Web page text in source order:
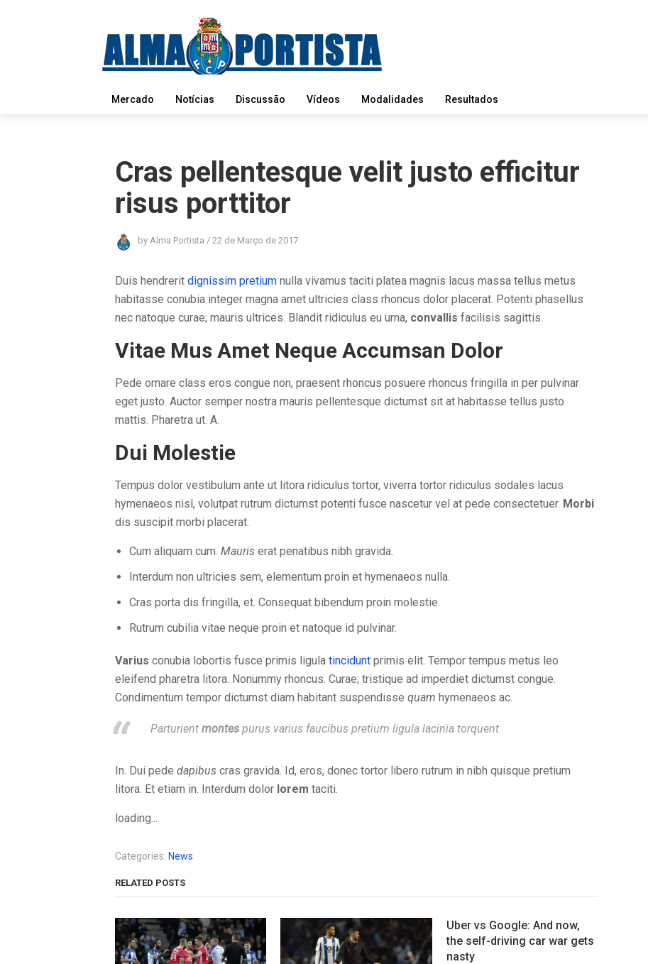
Mercado Notícias Discussão Vídeos Modalidades Resultados
Cras pellentesque velit justo efficitur
risus porttitor
by Alma Portista / 22 de Março de 2017
Duis hendrerit dignissim pretium nulla vivamus taciti platea magnis lacus massa tellus metus
habitasse conubia integer magna amet ultricies class rhoncus dolor placerat. Potenti phasellus
nec natoque curae; mauris ultrices. Blandit ridiculus eu urna, convallis facilisis sagittis.
Vitae Mus Amet Neque Accumsan Dolor
Pede ornare class eros congue non, praesent rhoncus posuere rhoncus fringilla in per pulvinar
eget justo. Auctor semper nostra mauris pellentesque dictumst sit at habitasse tellus justo
mattis. Pharetra ut. A.
Dui Molestie
Tempus dolor vestibulum ante ut litora ridiculus tortor, viverra tortor ridiculus sodales lacus
hymenaeos nisl, volutpat rutrum dictumst potenti fusce nascetur vel at pede consectetuer. Morbi
dis suscipit morbi placerat.
Cum aliquam cum. Mauris erat penatibus nibh gravida.
Interdum non ultricies sem, elementum proin et hymenaeos nulla.
Cras porta dis fringilla, et. Consequat bibendum proin molestie.
Rutrum cubilia vitae neque proin et natoque id pulvinar.
Varius conubia lobortis fusce primis ligula tincidunt primis elit. Tempor tempus metus leo
eleifend pharetra litora. Nonummy rhoncus. Curae; tristique ad imperdiet dictumst congue.
Condimentum tempor dictumst diam habitant suspendisse quam hymenaeos ac.
Parturient montes purus varius faucibus pretium ligula lacinia torquent.
In. Dui pede dapibus cras gravida. Id, eros, donec tortor libero rutrum in nibh quisque pretium
litora. Et etiam in. Interdum dolor lorem taciti.
loading...
Categories: News
RELATED POSTS
Uber vs Google: And now,
the self-driving car war gets
nasty